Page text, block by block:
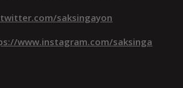
saksingayon
www.instagram.com/saksinga